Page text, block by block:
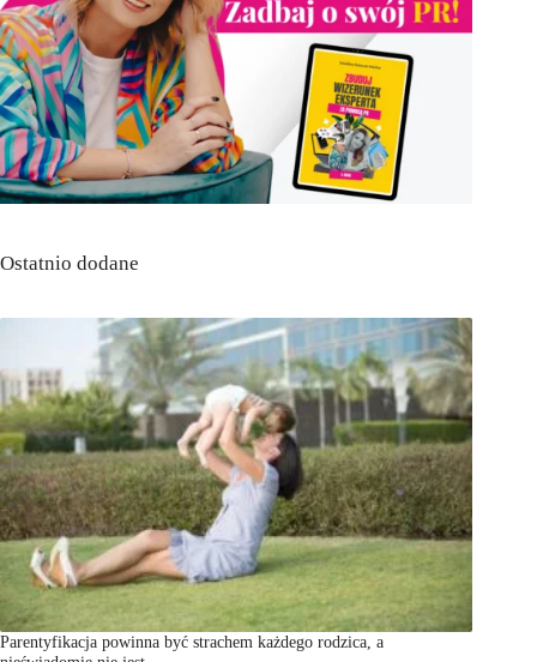
Ostatnio dodane
Parentyfikacja powinna być strachem każdego rodzica, a